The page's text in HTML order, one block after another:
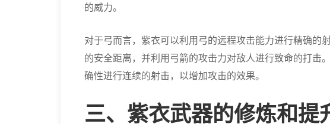
的威力。
对于弓而言，紫衣可以利用弓的远程攻击能力进行精确的
的安全距离，并利用弓箭的攻击力对敌人进行致命的打击
确性进行连续的射击，以增加攻击的效果。
三、紫衣武器的修炼和提